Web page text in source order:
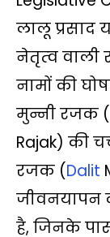
p
p
k
लालू प्रसाद
नेतृत्‍व वाली
नामों की
मुन्नी रजक
Rajak) की
रजक (Dalit
जीवनयापन
है, जिनके